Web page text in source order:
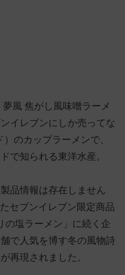
風 焦がし風味噌ラーメ
イレブンにしか売ってな
のカップラーメンで、
で知られる東洋水産。
品情報は存在しません
セブンイレブン限定商品
の塩ラーメン」に続く企
で人気を博す冬の風物詩
再現されました。